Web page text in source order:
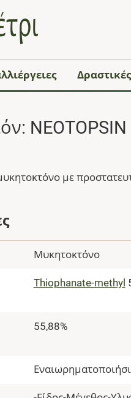
NEOTOPSIN
με
Μυκητοκτόνο
Thiophanate-methyl
55,88%